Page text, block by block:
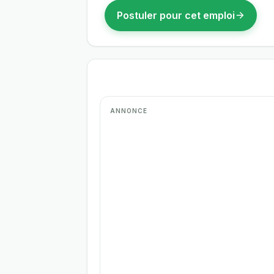
Postuler pour cet emploi